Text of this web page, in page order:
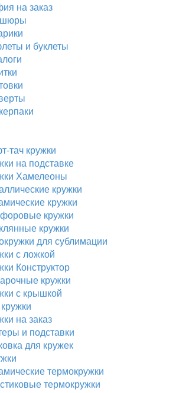
на заказ
и буклеты
тач кружки
на подставке
Хамелеоны
кружки
кружки
кружки
кружки
для сублимации
с ложкой
Конструктор
кружки
с крышкой
на заказ
и подставки
для кружек
термокружки
термокружки